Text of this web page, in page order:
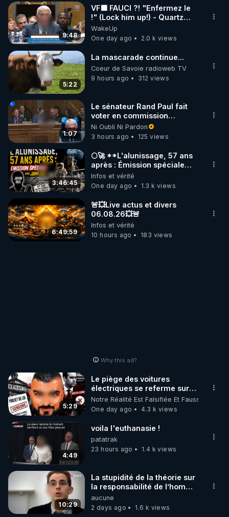
▶ 30 jours gratuit sur l’application de méditation et
de bien-être ENVOL :
Rendez-vous sur https://www.envol.app/code
le code : REGENERE
9:48
VF🟩 FAUCI ?! "Enfermez le
!" (Lock him up!) - Quartz
Traduction
WakeUp
One day ago
2.0 k views
5:22
La mascarade continue...
Coeur de Savoie radioweb TV
9 hours ago
312 views
1:07
Le sénateur Rand Paul fait
voter en commission
l'outrage au Congrès contre
Anthony Fauci
Ni Oubli Ni Pardon
3 hours ago
125 views
3:46:45
🌕🚀 **L'alunissage, 57 ans
après : Émission spéciale
avec John Doe !** 👨 🚀✨
Infos et vérité
One day ago
1.3 k views
6:49:59
🚨💥Live actus et divers
06.08.26💥🚨
Infos et vérité
10 hours ago
183 views
Why this ad?
5:29
Le piège des voitures
électriques se referme sur
les usagers !
Notre Réalité Est Falsifiée Et Fausse
One day ago
4.3 k views
4:49
voila l'euthanasie !
patatrak
23 hours ago
1.4 k views
10:29
La stupidité de la théorie sur
la responsabilité de l’homme
concernant le dioxyde de
carbone.
aucune
2 days ago
1.6 k views